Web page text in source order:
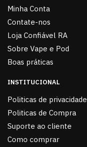
Minha Conta
Contate-nos
Loja Confiável RA
Sobre Vape e Pod
Boas práticas
INSTITUCIONAL
Politicas de privacidade
Politicas de Compra
Suporte ao cliente
Como comprar